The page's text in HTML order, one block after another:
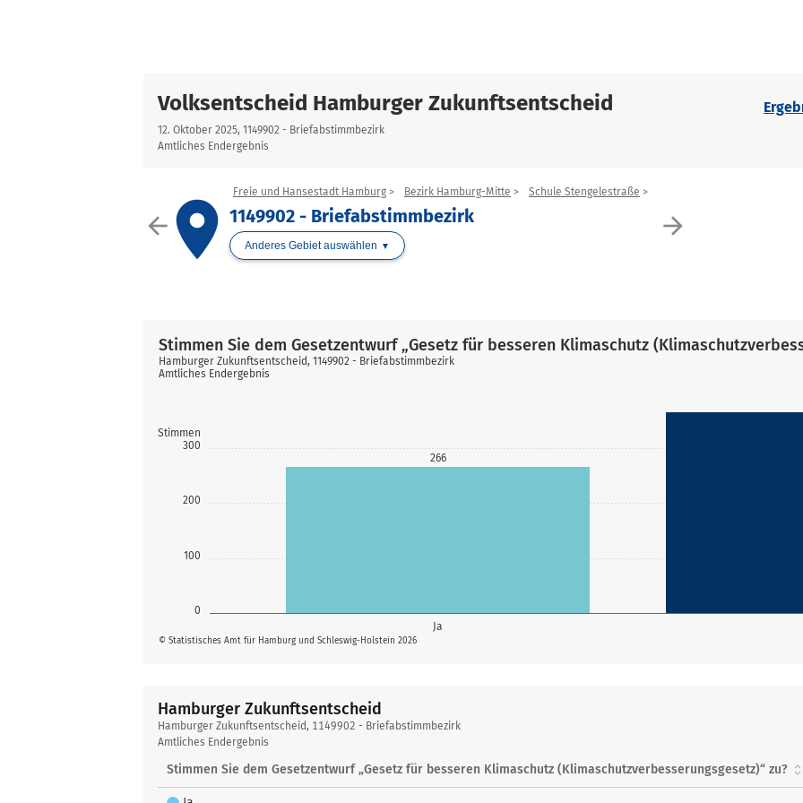
Volksentscheid Hamburger Zukunftsentscheid
12. Oktober 2025, 1149902 - Briefabstimmbezirk
Amtliches Endergebnis
arrow_back arrow_forward
place
Freie und Hansestadt Hamburg Bezirk Hamburg-Mitte Schule Stengelestraße
1149902 - Briefabstimmbezirk
Anderes Gebiet auswählen
0
100
200
300
Stimmen
Ja
266
© Statistisches Amt für Hamburg und Schleswig-Holstein 2026
Stimmen Sie dem Gesetzentwurf „Gesetz für besseren Klimaschutz
Hamburger Zukunftsentscheid, 1149902 - Briefabstimmbezirk
Amtliches Endergebnis
Hamburger Zukunftsentscheid
Hamburger
Zukunftsentscheid
Hamburger Zukunftsentscheid, 1149902 - Briefabstimmbezirk
Amtliches Endergebnis
Stimmen Sie dem Gesetzentwurf „Gesetz für besseren Klimaschutz (Klimaschutzverbesserungsgesetz)“ zu?